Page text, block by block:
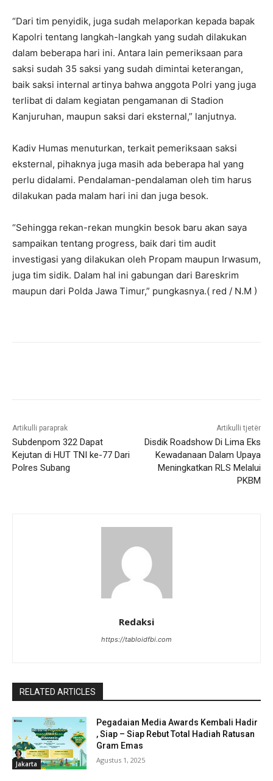
“Dari tim penyidik, juga sudah melaporkan kepada bapak
Kapolri tentang langkah-langkah yang sudah dilakukan
dalam beberapa hari ini. Antara lain pemeriksaan para
saksi sudah 35 saksi yang sudah dimintai keterangan,
baik saksi internal artinya bahwa anggota Polri yang juga
terlibat di dalam kegiatan pengamanan di Stadion
Kanjuruhan, maupun saksi dari eksternal,” lanjutnya.
Kadiv Humas menuturkan, terkait pemeriksaan saksi
eksternal, pihaknya juga masih ada beberapa hal yang
perlu didalami. Pendalaman-pendalaman oleh tim harus
dilakukan pada malam hari ini dan juga besok.
“Sehingga rekan-rekan mungkin besok baru akan saya
sampaikan tentang progress, baik dari tim audit
investigasi yang dilakukan oleh Propam maupun Irwasum,
juga tim sidik. Dalam hal ini gabungan dari Bareskrim
maupun dari Polda Jawa Timur,” pungkasnya.( red / N.M )
Artikulli paraprak
Subdenpom 322 Dapat
Kejutan di HUT TNI ke-77 Dari
Polres Subang
Artikulli tjetër
Disdik Roadshow Di Lima Eks
Kewadanaan Dalam Upaya
Meningkatkan RLS Melalui
PKBM
Redaksi
https://tabloidfbi.com
RELATED ARTICLES
Jakarta
Pegadaian Media Awards Kembali Hadir
, Siap – Siap Rebut Total Hadiah Ratusan
Gram Emas
Agustus 1, 2025